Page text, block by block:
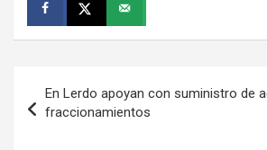
de
En Lerdo apoyan con suministro de
fraccionamientos